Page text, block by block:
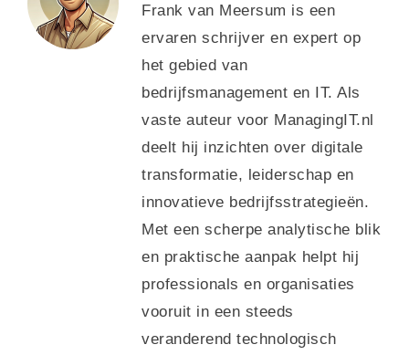
Frank van Meersum is een
ervaren schrijver en expert op
het gebied van
bedrijfsmanagement en IT. Als
vaste auteur voor ManagingIT.nl
deelt hij inzichten over digitale
transformatie, leiderschap en
innovatieve bedrijfsstrategieën.
Met een scherpe analytische blik
en praktische aanpak helpt hij
professionals en organisaties
vooruit in een steeds
veranderend technologisch